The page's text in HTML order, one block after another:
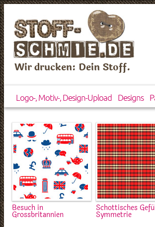
Wir drucken: Dein Stoff.
Logo-, Motiv-, Design-Upload Designs
Besuch in
Grossbritannien
Schottisches
Symmetrie